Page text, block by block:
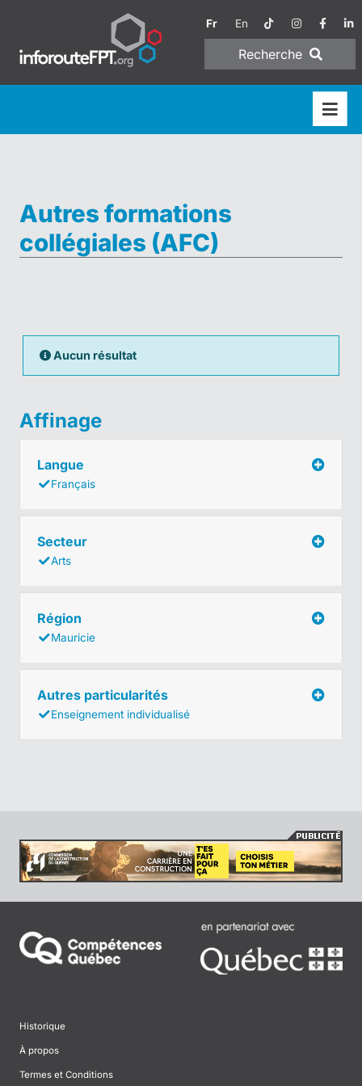
Fr En
Recherche
Autres formations
collégiales (AFC)
Aucun résultat
Affinage
Langue
Français
Secteur
Arts
Région
Mauricie
Autres particularités
Enseignement individualisé
Historique
À propos
Termes et Conditions